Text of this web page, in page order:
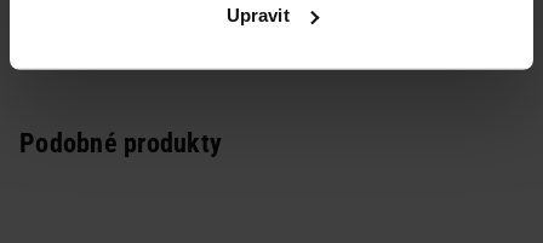
Upravit
Podobné produkty